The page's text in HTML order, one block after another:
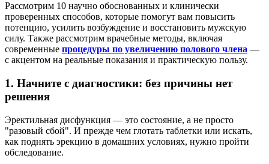
Рассмотрим 10 научно обоснованных и клинически
проверенных способов, которые помогут вам повысить
потенцию, усилить возбуждение и восстановить мужскую
силу. Также рассмотрим врачебные методы, включая
современные процедуры по увеличению полового члена —
с акцентом на реальные показания и практическую пользу.
1. Начните с диагностики: без причины нет
решения
Эректильная дисфункция — это состояние, а не просто
"разовый сбой". И прежде чем глотать таблетки или искать,
как поднять эрекцию в домашних условиях, нужно пройти
обследование.